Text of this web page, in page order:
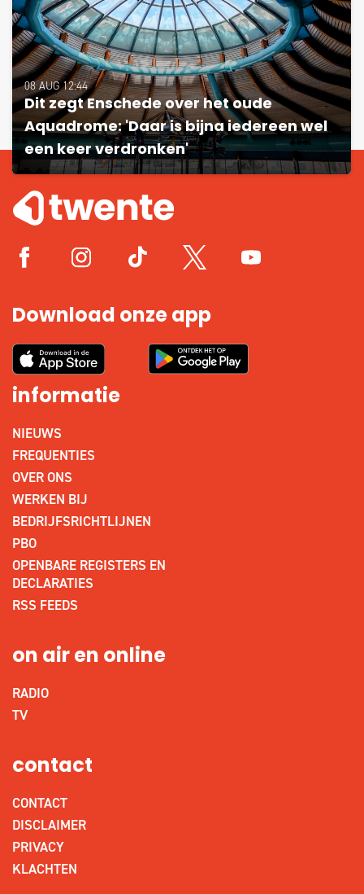
08 AUG 12:44
Dit zegt Enschede over het oude
Aquadrome: 'Daar is bijna iedereen wel
een keer verdronken'
Download onze app
informatie
NIEUWS
FREQUENTIES
OVER ONS
WERKEN BIJ
BEDRIJFSRICHTLIJNEN
PBO
OPENBARE REGISTERS EN
DECLARATIES
RSS FEEDS
on air en online
RADIO
TV
contact
CONTACT
DISCLAIMER
PRIVACY
KLACHTEN